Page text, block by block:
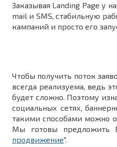
Заказывая Landing Page у
mail и SMS, стабильную
кампаний и просто его
Чтобы получить поток
всегда реализуема, ведь
будет сложно. Поэтому
социальных сетях,
такими способами можно
Мы готовы предложить
продвижение".